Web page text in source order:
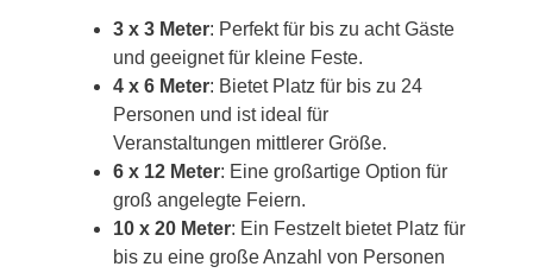
3 x 3 Meter: Perfekt für bis zu acht Gäste
und geeignet für kleine Feste.
4 x 6 Meter: Bietet Platz für bis zu 24
Personen und ist ideal für
Veranstaltungen mittlerer Größe.
6 x 12 Meter: Eine großartige Option für
groß angelegte Feiern.
10 x 20 Meter: Ein Festzelt bietet Platz für
bis zu eine große Anzahl von Personen